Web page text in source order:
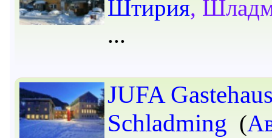
Штирия,
JUFA
Schladming (